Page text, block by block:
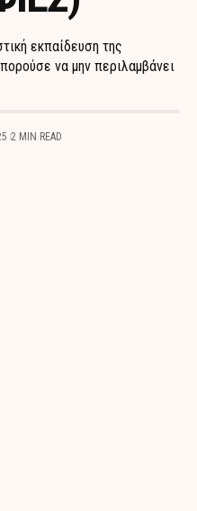
εκπαίδευση της
να μην περιλαμβάνει
2 MIN READ